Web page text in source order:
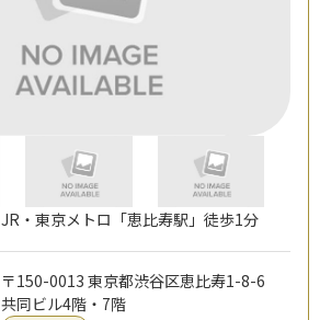
JR・東京メトロ「恵比寿駅」徒歩1分
〒150-0013 東京都渋谷区恵比寿1-8-6
共同ビル4階・7階